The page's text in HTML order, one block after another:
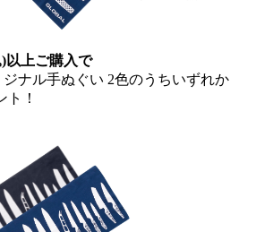
)以上ご購入で
ナル手ぬぐい 2色のうちいずれか
ト！